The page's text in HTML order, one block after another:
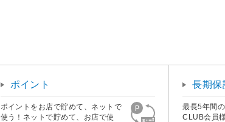
ポイント
ポイントをお店で貯めて、ネットで
使う！ネットで貯めて、お店で使
長期保
最長5年間
CLUB会員